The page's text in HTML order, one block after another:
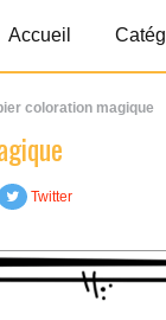
Accueil
coloration magique
Twitter